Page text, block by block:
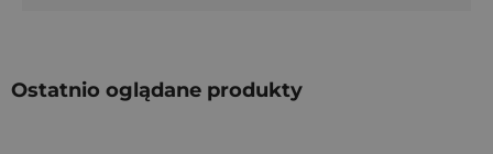
Ostatnio oglądane produkty